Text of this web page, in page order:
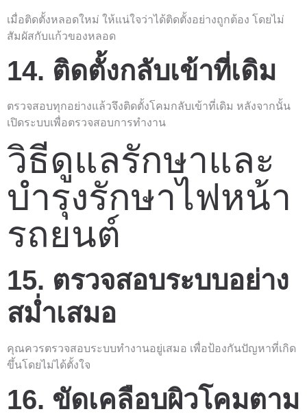
เมื่อติดตั้งหลอดใหม่ ให้แน่ใจว่าได้ติดตั้งอย่างถูกต้อง โดยไม่
สัมผัสกับแก้วของหลอด
14. ติดตั้งกลับเข้าที่เดิม
ตรวจสอบทุกอย่างแล้วจึงติดตั้งโคมกลับเข้าที่เดิม หลังจากนั้น
เปิดระบบเพื่อตรวจสอบการทำงาน
วิธีดูแลรักษาและ
บำรุงรักษาไฟหน้า
รถยนต์
15. ตรวจสอบระบบอย่าง
สม่ำเสมอ
คุณควรตรวจสอบระบบทำงานอยู่เสมอ เพื่อป้องกันปัญหาที่เกิด
ขึ้นโดยไม่ได้ตั้งใจ
16. ขัดเคลือบผิวโคมตาม